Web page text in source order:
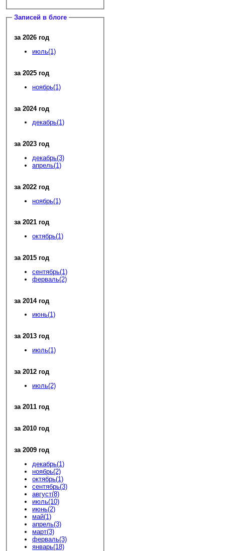
Записей в блоге
за 2026 год
июль(1)
за 2025 год
ноябрь(1)
за 2024 год
декабрь(1)
за 2023 год
декабрь(3)
апрель(1)
за 2022 год
ноябрь(1)
за 2021 год
октябрь(1)
за 2015 год
сентябрь(1)
ферваль(2)
за 2014 год
июнь(1)
за 2013 год
июль(1)
за 2012 год
июль(2)
за 2011 год
за 2010 год
за 2009 год
декабрь(1)
ноябрь(2)
октябрь(1)
сентябрь(3)
август(8)
июль(10)
июнь(2)
май(1)
апрель(3)
март(3)
ферваль(3)
январь(18)